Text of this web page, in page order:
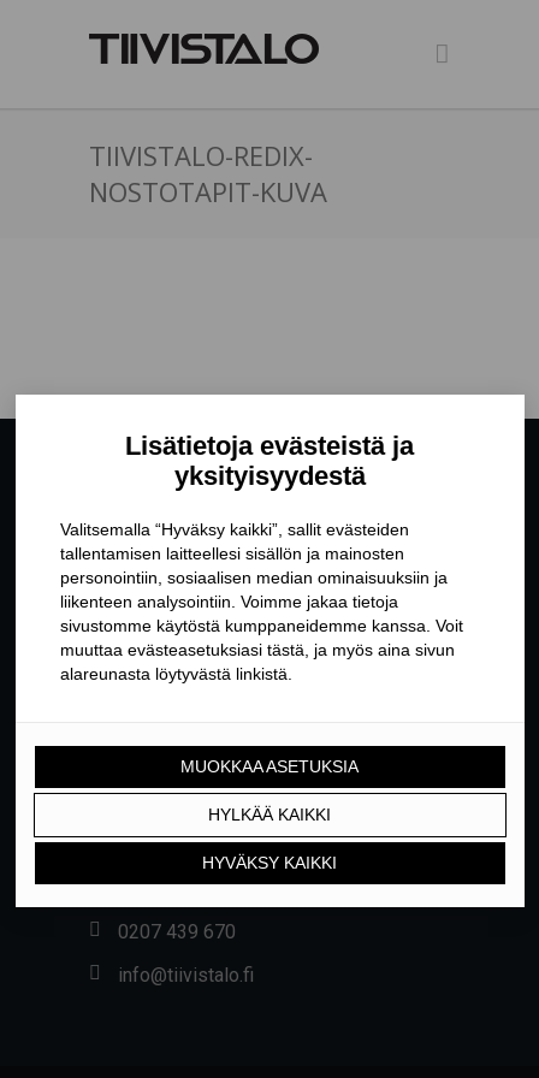
TIIVISTALO-REDIX-
NOSTOTAPIT-KUVA
YHTEYSTIEDOT
Yrittäjäntie 24, 01800 KLAUKKALA
0207 439 670
info@tiivistalo.fi